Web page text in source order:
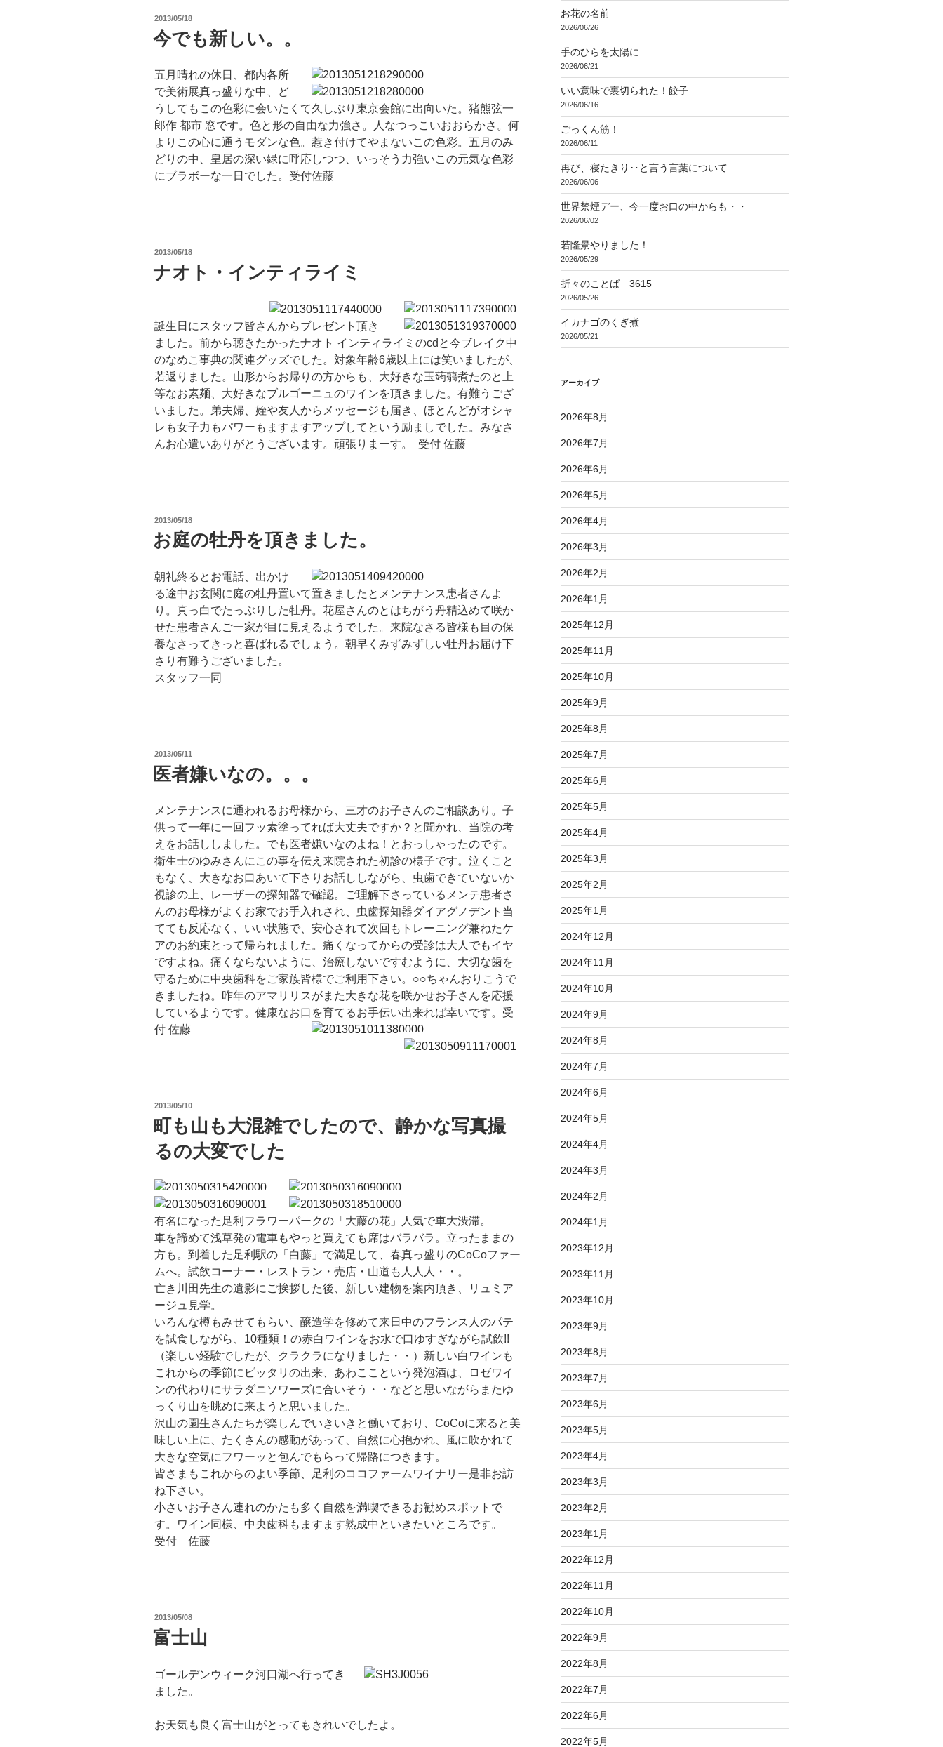
投
稿
日:
2013/05/18
今でも新しい。。
五月晴れの休日、都内各所
で美術展真っ盛りな中、ど
うしてもこの色彩に会いたくて久しぶり東京会館に出向いた。猪熊弦一
郎作 都市 窓です。色と形の自由な力強さ。人なつっこいおおらかさ。何
よりこの心に通うモダンな色。惹き付けてやまないこの色彩。五月のみ
どりの中、皇居の深い緑に呼応しつつ、いっそう力強いこの元気な色彩
にブラボーな一日でした。受付佐藤
投
日:
2013/05/18
ナオト・インティライミ
誕生日にスタッフ皆さんからブレゼント頂き
ました。前から聴きたかったナオト インティライミのcdと今ブレイク中
のなめこ事典の関連グッズでした。対象年齢6歳以上には笑いましたが、
若返りました。山形からお帰りの方からも、大好きな玉蒟蒻煮たのと上
等なお素麺、大好きなブルゴーニュのワインを頂きました。有難うござ
いました。弟夫婦、姪や友人からメッセージも届き、ほとんどがオシャ
レも女子力もパワーもますますアップしてという励ましでした。みなさ
んお心遣いありがとうございます。頑張りまーす。 受付 佐藤
投
稿
日:
2013/05/18
お庭の牡丹を頂きました。
朝礼終るとお電話、出かけ
る途中お玄関に庭の牡丹置いて置きましたとメンテナンス患者さんよ
り。真っ白でたっぶりした牡丹。花屋さんのとはちがう丹精込めて咲か
せた患者さんご一家が目に見えるようでした。来院なさる皆様も目の保
養なさってきっと喜ばれるでしょう。朝早くみずみずしい牡丹お届け下
さり有難うございました。
スタッフ一同
投
稿
日:
2013/05/11
医者嫌いなの。。。
メンテナンスに通われるお母様から、三才のお子さんのご相談あり。子
供って一年に一回フッ素塗ってれば大丈夫ですか？と聞かれ、当院の考
えをお話ししました。でも医者嫌いなのよね！とおっしゃったのです。
衛生士のゆみさんにこの事を伝え来院された初診の様子です。泣くこと
もなく、大きなお口あいて下さりお話ししながら、虫歯できていないか
視診の上、レーザーの探知器で確認。ご理解下さっているメンテ患者さ
んのお母様がよくお家でお手入れされ、虫歯探知器ダイアグノデント当
てても反応なく、いい状態で、安心されて次回もトレーニング兼ねたケ
アのお約束とって帰られました。痛くなってからの受診は大人でもイヤ
ですよね。痛くならないように、治療しないですむように、大切な歯を
守るために中央歯科をご家族皆様でご利用下さい。○○ちゃんおりこうで
きましたね。昨年のアマリリスがまた大きな花を咲かせお子さんを応援
しているようです。健康なお口を育てるお手伝い出来れば幸いです。受
付 佐藤
投
日:
2013/05/10
町も山も大混雑でしたので、静かな写真撮
るの大変でした
有名になった足利フラワーパークの「大藤の花」人気で車大渋滞。
車を諦めて浅草発の電車もやっと買えても席はバラバラ。立ったままの
方も。到着した足利駅の「白藤」で満足して、春真っ盛りのCoCoファー
ムへ。試飲コーナー・レストラン・売店・山道も人人人・・。
亡き川田先生の遺影にご挨拶した後、新しい建物を案内頂き、リュミア
ージュ見学。
いろんな樽もみせてもらい、醸造学を修めて来日中のフランス人のパテ
を試食しながら、10種類！の赤白ワインをお水で口ゆすぎながら試飲!!
（楽しい経験でしたが、クラクラになりました・・）新しい白ワインも
これからの季節にビッタリの出来、あわここという発泡酒は、ロゼワイ
ンの代わりにサラダニソワーズに合いそう・・などと思いながらまたゆ
っくり山を眺めに来ようと思いました。
沢山の園生さんたちが楽しんでいきいきと働いており、CoCoに来ると美
味しい上に、たくさんの感動があって、自然に心抱かれ、風に吹かれて
大きな空気にフワーッと包んでもらって帰路につきます。
皆さまもこれからのよい季節、足利のココファームワイナリー是非お訪
ね下さい。
小さいお子さん連れのかたも多く自然を満喫できるお勧めスポットで
す。ワイン同様、中央歯科もますます熟成中といきたいところです。
受付 佐藤
投
稿
日:
2013/05/08
富士山
ゴールデンウィーク河口湖へ行ってき
ました。
お天気も良く富士山がとってもきれいでしたよ。
お花の名前
2026/06/26
手のひらを太陽に
2026/06/21
いい意味で裏切られた！餃子
2026/06/16
ごっくん筋！
2026/06/11
再び、寝たきり‥と言う言葉について
2026/06/06
世界禁煙デー、今一度お口の中からも・・
2026/06/02
若隆景やりました！
2026/05/29
折々のことば 3615
2026/05/26
イカナゴのくぎ煮
2026/05/21
アーカイブ
2026年8月
2026年7月
2026年6月
2026年5月
2026年4月
2026年3月
2026年2月
2026年1月
2025年12月
2025年11月
2025年10月
2025年9月
2025年8月
2025年7月
2025年6月
2025年5月
2025年4月
2025年3月
2025年2月
2025年1月
2024年12月
2024年11月
2024年10月
2024年9月
2024年8月
2024年7月
2024年6月
2024年5月
2024年4月
2024年3月
2024年2月
2024年1月
2023年12月
2023年11月
2023年10月
2023年9月
2023年8月
2023年7月
2023年6月
2023年5月
2023年4月
2023年3月
2023年2月
2023年1月
2022年12月
2022年11月
2022年10月
2022年9月
2022年8月
2022年7月
2022年6月
2022年5月